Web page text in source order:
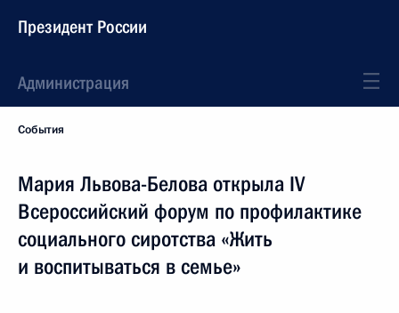
Президент России
Администрация
События
Мария Львова-Белова открыла IV
Всероссийский форум по профилактике
социального сиротства «Жить
и воспитываться в семье»